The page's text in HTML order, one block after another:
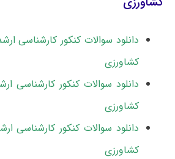
کشاورزی
کشاورزی
کشاورزی